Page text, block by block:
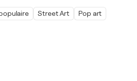
Street Art Pop art